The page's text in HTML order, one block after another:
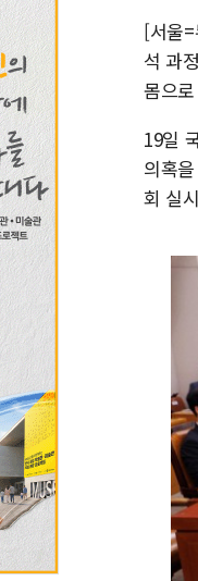
[서울
석 과
몸으
19일
의혹
회 실